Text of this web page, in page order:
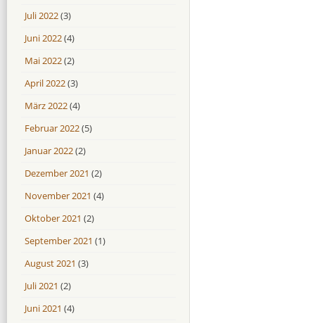
Juli 2022(3)
Juni 2022(4)
Mai 2022(2)
April 2022(3)
März 2022(4)
Februar 2022(5)
Januar 2022(2)
Dezember 2021 (2)
November 2021 (4)
Oktober 2021 (2)
September 2021 (1)
August 2021 (3)
Juli 2021 (2)
Juni 2021 (4)